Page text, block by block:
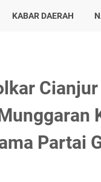
KABAR DAERAH
Partai